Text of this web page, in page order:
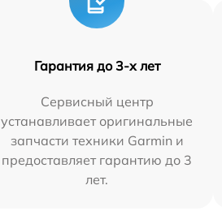
Гарантия до 3-х лет
Сервисный центр
устанавливает оригинальные
запчасти техники Garmin и
предоставляет гарантию до 3
лет.